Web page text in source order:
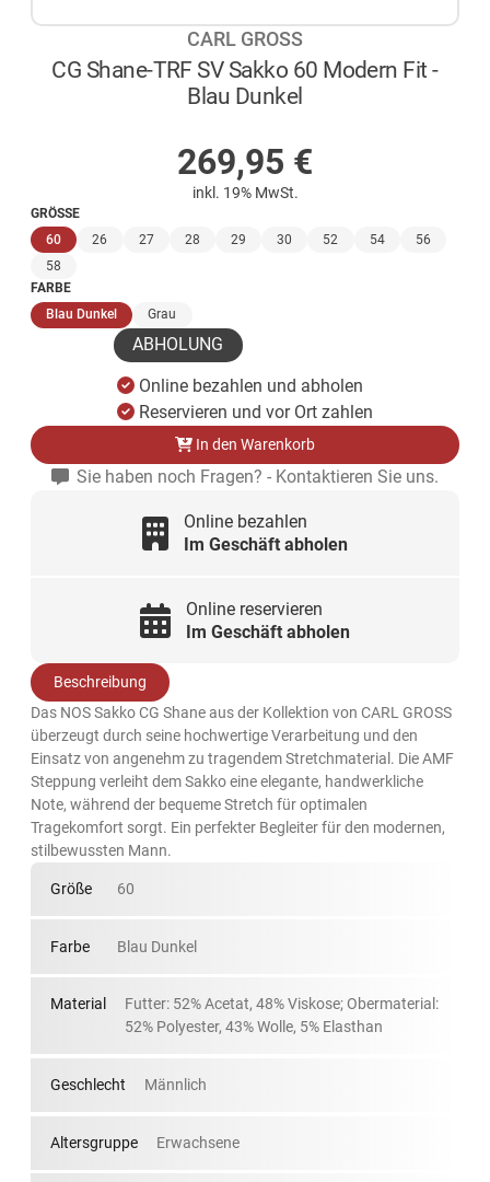
CARL GROSS
CG Shane-TRF SV Sakko 60 Modern Fit -
Blau Dunkel
269,95 €
inkl. 19% MwSt.
GRÖSSE
60(ausgewählt)
26 27 28 29 30 52 54
56
58
FARBE
Blau Dunkel(ausgewählt)
Grau
ABHOLUNG
Online bezahlen und abholen
Reservieren und vor Ort zahlen
In den Warenkorb
Sie haben noch Fragen? - Kontaktieren Sie uns.
Online bezahlen
Im Geschäft abholen
Online reservieren
Im Geschäft abholen
Beschreibung
Das NOS Sakko CG Shane aus der Kollektion von CARL GROSS
überzeugt durch seine hochwertige Verarbeitung und den
Einsatz von angenehm zu tragendem Stretchmaterial. Die AMF
Steppung verleiht dem Sakko eine elegante, handwerkliche
Note, während der bequeme Stretch für optimalen
Tragekomfort sorgt. Ein perfekter Begleiter für den modernen,
stilbewussten Mann.
Größe 60
Farbe Blau Dunkel
Material
Futter: 52% Acetat, 48% Viskose; Obermaterial:
52% Polyester, 43% Wolle, 5% Elasthan
Geschlecht Männlich
Altersgruppe Erwachsene